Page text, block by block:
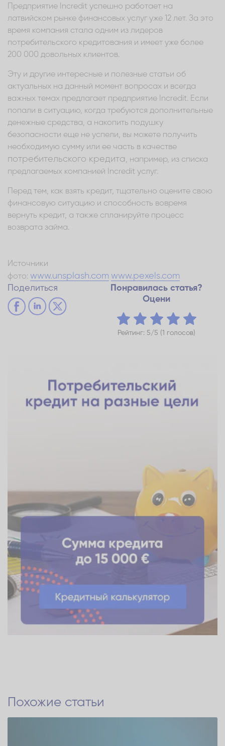
Предприятие Incredit успешно работает на
латвийском рынке финансовых услуг уже 12 лет. За это
время компания стала одним из лидеров
потребительского кредитования и имеет уже более
200 000 довольных клиентов.
Эту и другие интересные и полезные статьи об
актуальных на данный момент вопросах и всегда
важных темах предлагает предприятие Incredit. Если
попали в ситуацию, когда требуются дополнительные
денежные средства, а накопить подушку
безопасности еще не успели, вы можете получить
необходимую сумму или ее часть в качестве
потребительского кредита, например, из списка
предлагаемых компанией Incredit услуг.
Перед тем, как взять кредит, тщательно оцените свою
финансовую ситуацию и способность вовремя
вернуть кредит, а также спланируйте процесс
возврата займа.
Источники
фото: www.unsplash.com www.pexels.com
Поделиться
Понравилась статья?
Оцени
Рейтинг: 5/5 (1 голосов)
Похожие статьи